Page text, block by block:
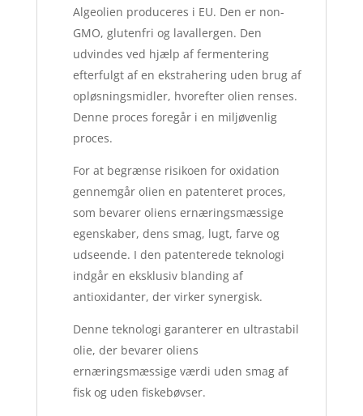
Algeolien produceres i EU. Den er non-
GMO, glutenfri og lavallergen. Den
udvindes ved hjælp af fermentering
efterfulgt af en ekstrahering uden brug af
opløsningsmidler, hvorefter olien renses.
Denne proces foregår i en miljøvenlig
proces.
For at begrænse risikoen for oxidation
gennemgår olien en patenteret proces,
som bevarer oliens ernæringsmæssige
egenskaber, dens smag, lugt, farve og
udseende. I den patenterede teknologi
indgår en eksklusiv blanding af
antioxidanter, der virker synergisk.
Denne teknologi garanterer en ultrastabil
olie, der bevarer oliens
ernæringsmæssige værdi uden smag af
fisk og uden fiskebøvser.